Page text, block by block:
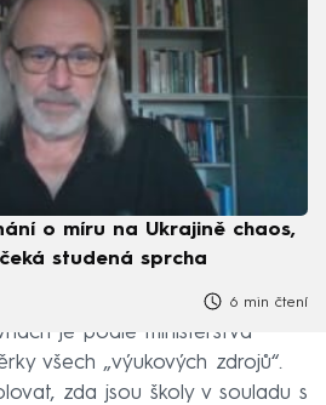
o míru na Ukrajině chaos,
studená sprcha
6 min čtení
je podle ministerstva
všech „výukových zdrojů“.
zda jsou školy v souladu s